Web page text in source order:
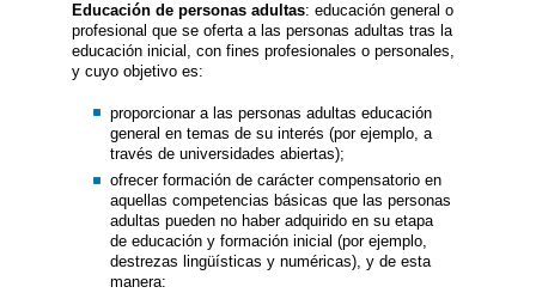
Educación de personas adultas: educación general o
profesional que se oferta a las personas adultas tras la
educación inicial, con fines profesionales o personales,
y cuyo objetivo es:
proporcionar a las personas adultas educación
general en temas de su interés (por ejemplo, a
través de universidades abiertas);
ofrecer formación de carácter compensatorio en
aquellas competencias básicas que las personas
adultas pueden no haber adquirido en su etapa
de educación y formación inicial (por ejemplo,
destrezas lingüísticas y numéricas), y de esta
manera: